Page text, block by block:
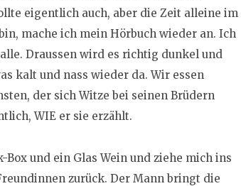
eigentlich auch, aber die Zeit alleine im
mache ich mein Hörbuch wieder an. Ich
Draussen wird es richtig dunkel und
kalt und nass wieder da. Wir essen
der sich Witze bei seinen Brüdern
WIE er sie erzählt.
und ein Glas Wein und ziehe mich ins
zurück. Der Mann bringt die